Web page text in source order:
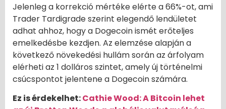
Jelenleg a korrekció mértéke elérte a 66%-ot, ami
Trader Tardigrade szerint elegendő lendületet
adhat ahhoz, hogy a Dogecoin ismét erőteljes
emelkedésbe kezdjen. Az elemzése alapján a
következő növekedési hullám során az árfolyam
elérheti az 1 dolláros szintet, amely új történelmi
csúcspontot jelentene a Dogecoin számára.
Ez is érdekelhet:Cathie Wood: A Bitcoin lehet